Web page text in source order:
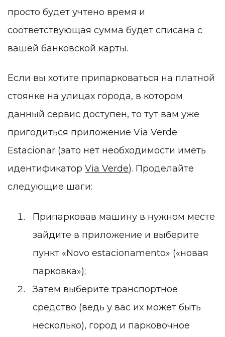
просто будет учтено время и
соответствующая сумма будет списана с
вашей банковской карты.
Если вы хотите припарковаться на платной
стоянке на улицах города, в котором
данный сервис доступен, то тут вам уже
пригодиться приложение Via Verde
Estacionar (зато нет необходимости иметь
идентификатор Via Verde). Проделайте
следующие шаги:
Припарковав машину в нужном месте
зайдите в приложение и выберите
пункт «Novo estacionamento» («новая
парковка»);
Затем выберите транспортное
средство (ведь у вас их может быть
несколько), город и парковочное